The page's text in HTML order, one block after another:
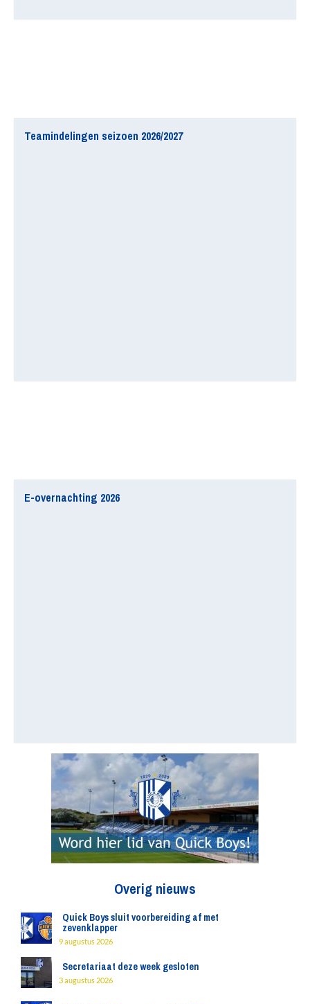
Teamindelingen seizoen 2026/2027
E-overnachting 2026
Overig nieuws
Quick Boys sluit voorbereiding af met
zevenklapper
9 augustus 2026
Secretariaat deze week gesloten
3 augustus 2026